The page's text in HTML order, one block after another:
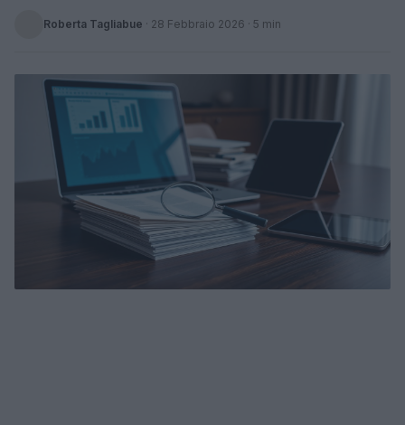
Roberta Tagliabue · 28 Febbraio 2026 · 5 min